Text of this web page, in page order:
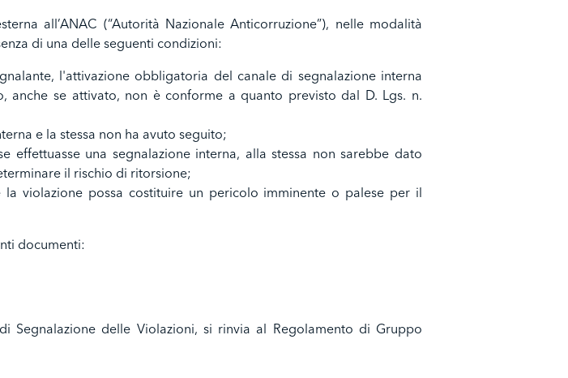
all’ANAC (“Autorità Nazionale Anticorruzione”), nelle modalità
di una delle seguenti condizioni:
l'attivazione obbligatoria del canale di segnalazione interna
se attivato, non è conforme a quanto previsto dal D. Lgs. n.
e la stessa non ha avuto seguito;
una segnalazione interna, alla stessa non sarebbe dato
il rischio di ritorsione;
violazione possa costituire un pericolo imminente o palese per il
documenti:
Segnalazione delle Violazioni, si rinvia al Regolamento di Gruppo